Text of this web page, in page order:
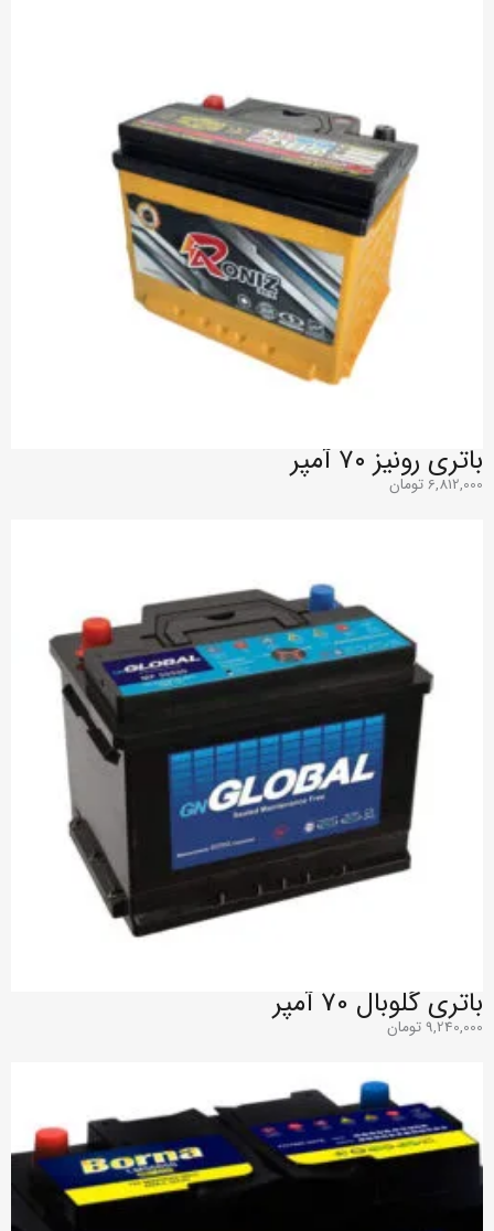
باتری رونیز ۷۰ آمپر
6,812,000تومان
باتری گلوبال 70 آمپر
9,240,000تومان